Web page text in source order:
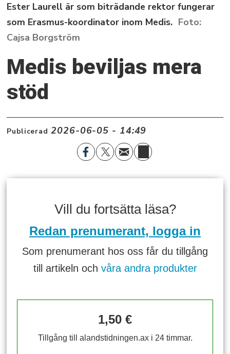
Ester Laurell är som biträdande rektor fungerar
som Erasmus-koordinator inom Medis.
Cajsa Borgström
Medis beviljas mera
stöd
Publicerad 2026-06-05 - 14:49
Vill du fortsätta läsa?
Redan prenumerant, logga in
Som prenumerant hos oss får du tillgång
till artikeln och våra andra produkter
1,50 €
Tillgång till alandstidningen.ax i 24 timmar.